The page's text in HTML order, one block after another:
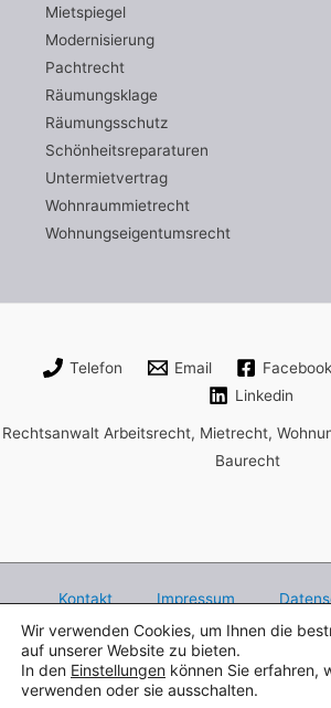
Mietspiegel
Modernisierung
Pachtrecht
Räumungsklage
Räumungsschutz
Schönheitsreparaturen
Untermietvertrag
Wohnraummietrecht
Wohnungseigentumsrecht
Telefon Email Facebook
Linkedin
Rechtsanwalt Arbeitsrecht, Mietrecht,
Baurecht
Kontakt Impressum
Rechtsanwalt Henry Bach
Fachanwalt für Arbeitsrecht,
Wir verwenden Cookies, um Ihnen die
auf unserer Website zu bieten.
In den Einstellungen können Sie erfahren,
verwenden oder sie ausschalten.